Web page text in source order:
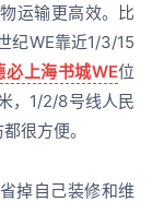
运输更高效。比
纪WE靠近1/3/15
必上海书城WE位
，1/2/8号线人民
很方便。
掉自己装修和维